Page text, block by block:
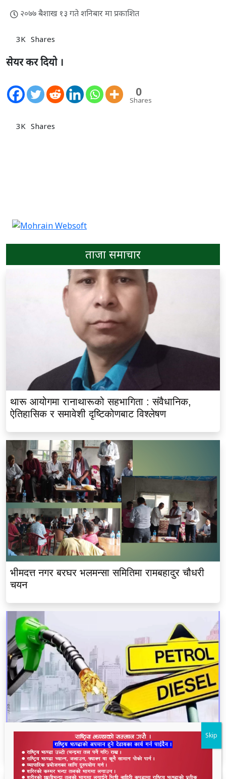
२०७७ बैशाख १३ गते शनिबार मा प्रकाशित
3K Shares
सेयर कर दियो ।
0
Shares
3K Shares
ताजा समाचार
थारू आयोगमा रानाथारूको सहभागिता : संवैधानिक,
ऐतिहासिक र समावेशी दृष्टिकोणबाट विश्लेषण
भीमदत्त नगर बरघर भलमन्सा समितिमा रामबहादुर चौधरी
चयन
नेपाल आयल निगमद्वारा पेट्रोल र डिजेलको मूल्य वृद्धि
Skip